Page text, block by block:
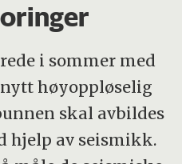
i sommer med
høyoppløselig
skal avbildes
hjelp av seismikk.